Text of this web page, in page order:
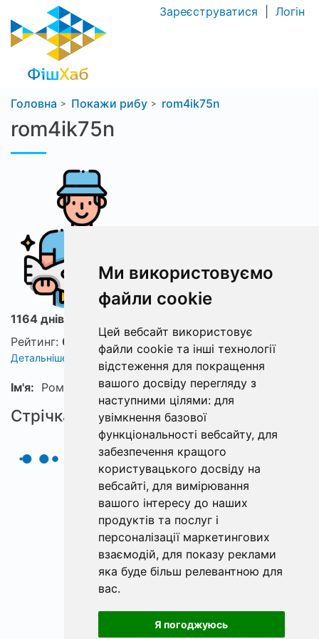
Ми використовуємо
файли cookie
Цей вебсайт використовує
файли cookie та інші технології
відстеження для покращення
вашого досвіду перегляду з
наступними цілями: для
увімкнення базової
функціональності вебсайту, для
забезпечення кращого
користувацького досвіду на
вебсайті, для вимірювання
вашого інтересу до наших
продуктів та послуг і
персоналізації маркетингових
взаємодій, для показу реклами
яка буде більш релевантною для
вас.
Я погоджуюсь
Зареєструватися Логін
Головна Покажи рибу rom4ik75n
rom4ik75n
1164 днів з ФішХаб
Рейтинг: 0
Детальніше про рейтинг
Ім'я: Рома
Стрічка